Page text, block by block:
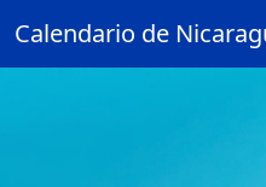
Calendario de